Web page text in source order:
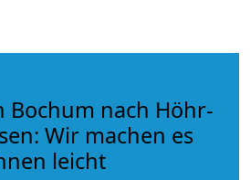
Bochum nach Höhr-
Wir machen es
leicht